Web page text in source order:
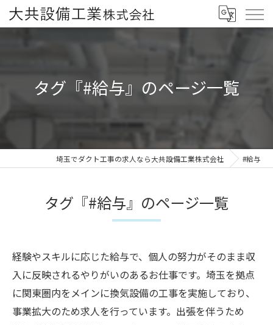
タグ『#給与』のページ一覧
埼玉でダクト工事の求人なら大共設備工業株式会社 #給与
タグ『#給与』のページ一覧
経験やスキルに応じた給与で、個人の努力がそのまま収
入に反映されるやりがいのあるお仕事です。埼玉を拠点
に関東圏内をメインに換気設備の工事を実施しており、
事業拡大のため求人を行っています。出張を伴うため